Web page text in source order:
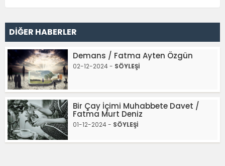
DİĞER HABERLER
Demans / Fatma Ayten Özgün
02-12-2024 - SÖYLEŞİ
Bir Çay İçimi Muhabbete Davet /
Fatma Murt Deniz
01-12-2024 - SÖYLEŞİ